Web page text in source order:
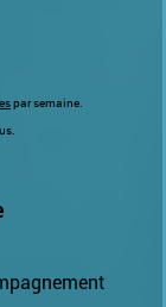
par semaine.